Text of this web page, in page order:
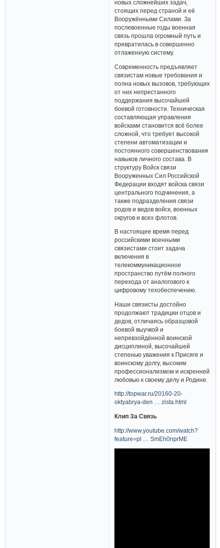
новых сложнейших задач,
стоящих перед страной и её
Вооружёнными Силами. За
послевоенные годы военная
связь прошла огромный путь и
превратилась в совершенно
отлаженную систему.
Современность предъявляет
связистам новые требования и
полна новых вызовов, требующих
от них непрестанного
поддержания высочайшей
боевой готовности. Техническая
составляющая управления
войсками становится всё более
сложной, что требует высокой
степени автоматизации и
постоянного совершенствования
навыков личного состава. В
структуру Войск связи
Вооруженных Сил Российской
Федерации входят войска связи
центрального подчинения, а
также подразделения связи
родов и видов войск, военных
округов и всех флотов.
В настоящее время перед
российскими военными
связистами стоит задача
включения в
телекоммуникационное
пространство путём полного
перехода от аналогового к
цифровому техобеспечению.
Наши связисты достойно
продолжают традиции отцов и
дедов, отличаясь образцовой
боевой выучкой и
непревзойдённой воинской
дисциплиной, высочайшей
степенью уважения к Присяге и
воинскому долгу, высоким
профессионализмом и искренней
любовью к своему делу и Родине.
http://topwar.ru/20160-20-
oktyabrya-den … zista.html
Клип За Связь
http://www.youtube.com/watch?
feature=pl … SmEh0nprME